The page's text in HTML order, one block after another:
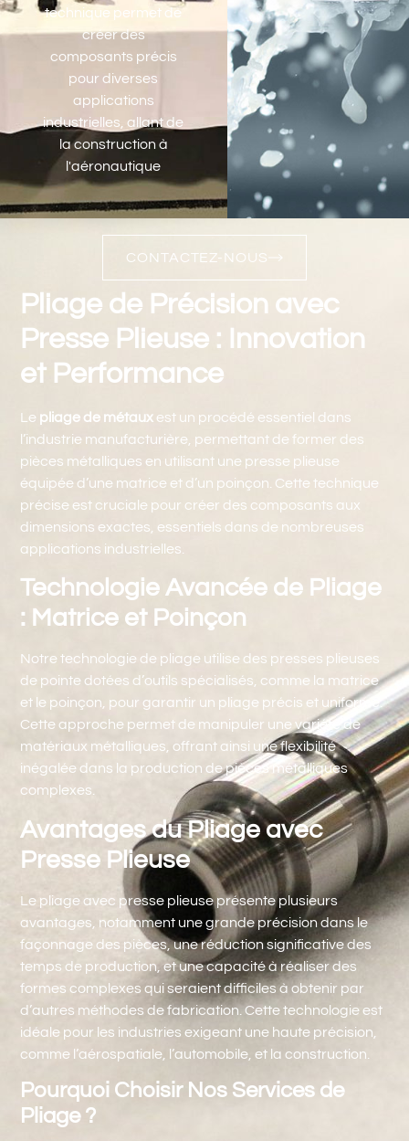
technique permet de
créer des
composants précis
pour diverses
applications
industrielles, allant de
la construction à
l'aéronautique
CONTACTEZ-NOUS
Pliage de Précision avec
Presse Plieuse : Innovation
et Performance
Le pliage de métaux est un procédé essentiel dans
l’industrie manufacturière, permettant de former des
pièces métalliques en utilisant une presse plieuse
équipée d’une matrice et d’un poinçon. Cette technique
précise est cruciale pour créer des composants aux
dimensions exactes, essentiels dans de nombreuses
applications industrielles.
Technologie Avancée de Pliage
: Matrice et Poinçon
Notre technologie de pliage utilise des presses plieuses
de pointe dotées d’outils spécialisés, comme la matrice
et le poinçon, pour garantir un pliage précis et uniforme.
Cette approche permet de manipuler une variété de
matériaux métalliques, offrant ainsi une flexibilité
inégalée dans la production de pièces métalliques
complexes.
Avantages du Pliage avec
Presse Plieuse
Le pliage avec presse plieuse présente plusieurs
avantages, notamment une grande précision dans le
façonnage des pièces, une réduction significative des
temps de production, et une capacité à réaliser des
formes complexes qui seraient difficiles à obtenir par
d’autres méthodes de fabrication. Cette technologie est
idéale pour les industries exigeant une haute précision,
comme l’aérospatiale, l’automobile, et la construction.
Pourquoi Choisir Nos Services de
Pliage ?